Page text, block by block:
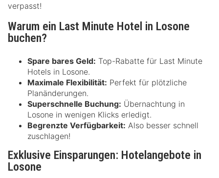
verpasst!
Warum ein Last Minute Hotel in Losone
buchen?
Spare bares Geld: Top-Rabatte für Last Minute
Hotels in Losone.
Maximale Flexibilität: Perfekt für plötzliche
Planänderungen.
Superschnelle Buchung: Übernachtung in
Losone in wenigen Klicks erledigt.
Begrenzte Verfügbarkeit: Also besser schnell
zuschlagen!
Exklusive Einsparungen: Hotelangebote in
Losone